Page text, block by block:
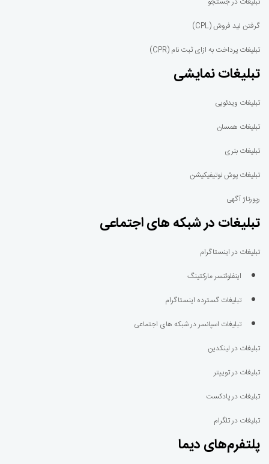
گرفتن لید فروش (CPL)
تبلیغات پرداخت به ازای ثبت نام (CPR)
تبلیغات نمایشی
تبلیغات ویدئویی
تبلیغات همسان
تبلیغات بنری
تبلیغات پوش نوتیفیکیشن
رپورتاژ آگهی
تبلیغات در شبکه های اجتماعی
تبلیغات در اینستاگرام
اینفلوئنسر مارکتینگ
تبلیغات گسترده اینستاگرام
تبلیغات اسپانسر در شبکه های اجتماعی
تبلیغات در لینکدین
تبلیغات در توییتر
تبلیغات در پادکست
تبلیغات در تلگرام
پلتفرم‌های دیما